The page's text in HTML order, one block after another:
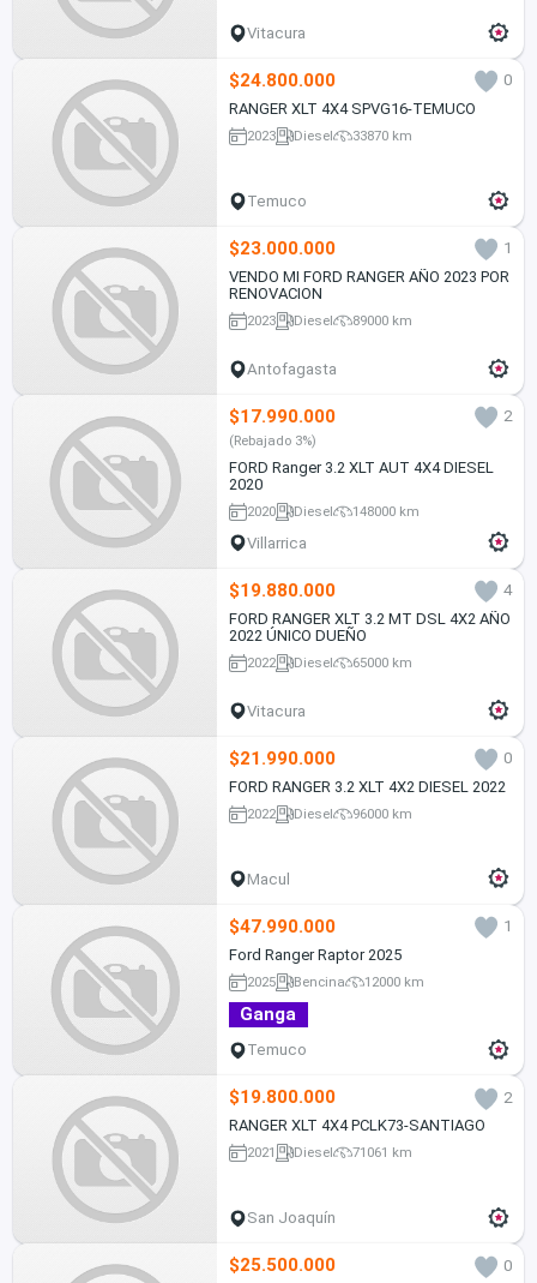
Vitacura
$24.800.000
0
RANGER XLT 4X4 SPVG16-TEMUCO
2023 Diesel 33870 km
Temuco
$23.000.000
1
VENDO MI FORD RANGER AÑO 2023 POR
RENOVACION
2023 Diesel 89000 km
Antofagasta
$17.990.000 2
(Rebajado 3%)
FORD Ranger 3.2 XLT AUT 4X4 DIESEL
2020
2020 Diesel 148000 km
Villarrica
$19.880.000
4
FORD RANGER XLT 3.2 MT DSL 4X2 AÑO
2022 ÚNICO DUEÑO
2022 Diesel 65000 km
Vitacura
$21.990.000
0
FORD RANGER 3.2 XLT 4X2 DIESEL 2022
2022 Diesel 96000 km
Macul
$47.990.000
1
Ford Ranger Raptor 2025
2025 Bencina 12000 km
Ganga
Temuco
$19.800.000
2
RANGER XLT 4X4 PCLK73-SANTIAGO
2021 Diesel 71061 km
San Joaquín
$25.500.000
0